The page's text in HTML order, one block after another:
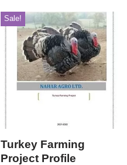
Sale!
Turkey Farming
Project Profile